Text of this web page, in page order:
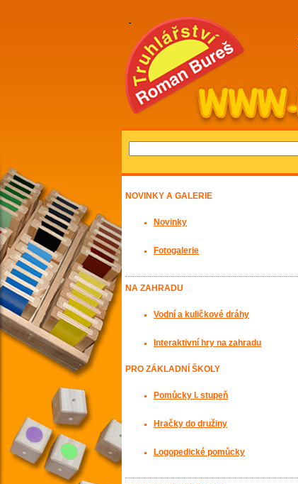
NOVINKY A GALERIE
Novinky
Fotogalerie
NA ZAHRADU
Vodní a kuličkové dráhy
Interaktivní hry na zahradu
PRO ZÁKLADNÍ ŠKOLY
Pomůcky I. stupeň
Hračky do družiny
Logopedické pomůcky